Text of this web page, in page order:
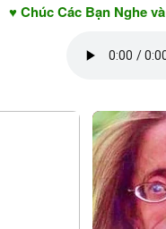
Bạn Nghe và Tải Nhạc